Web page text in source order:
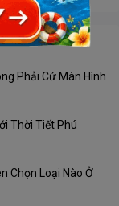
Phải Cứ Màn Hình
Thời Tiết Phú
Chọn Loại Nào Ở